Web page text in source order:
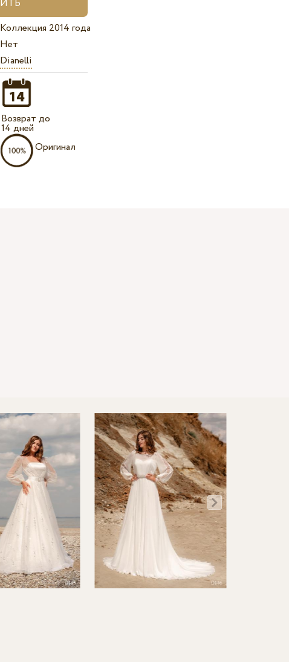
Коллекция 2014 года
Нет
Dianelli
Возврат до
14 дней
Оригинал